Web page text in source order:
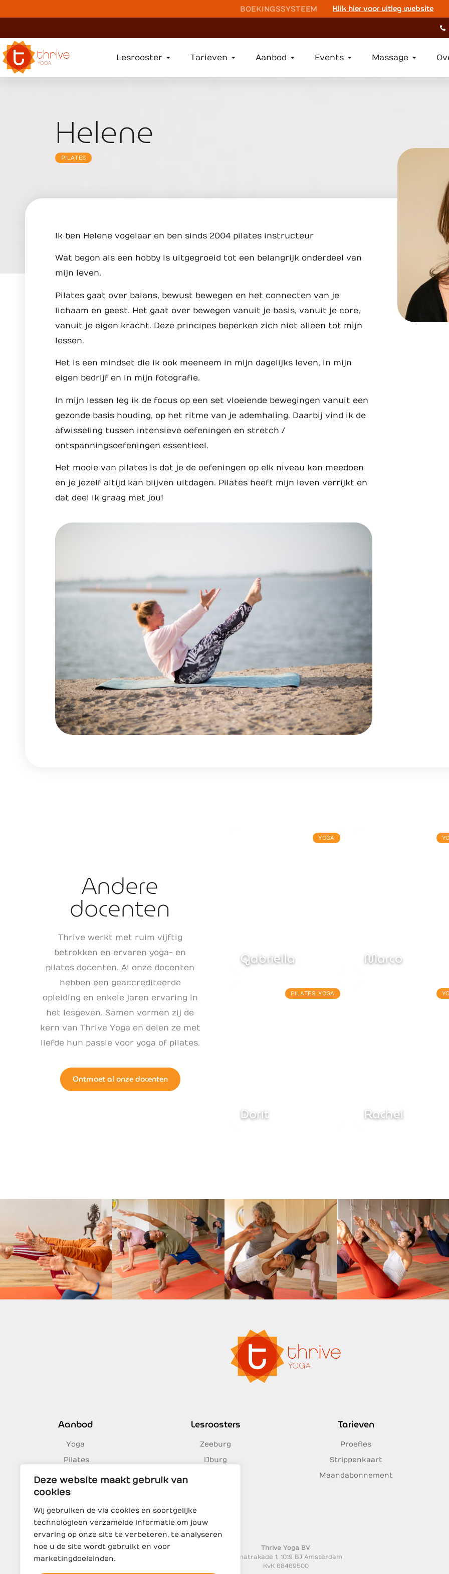
Deze website maakt gebruik van
cookies
Wij gebruiken de via cookies en soortgelijke
technologieën verzamelde informatie om jouw
ervaring op onze site te verbeteren, te analyseren
hoe u de site wordt gebruikt en voor
marketingdoeleinden.
BOEKINGSSYSTEEM Klik hier voor uitleg website
Lesrooster Tarieven Aanbod Events Massage
Helene
PILATES
Ik ben Helene vogelaar en ben sinds 2004 pilates instructeur
Wat begon als een hobby is uitgegroeid tot een belangrijk onderdeel van
mijn leven.
Pilates gaat over balans, bewust bewegen en het connecten van je
lichaam en geest. Het gaat over bewegen vanuit je basis, vanuit je core,
vanuit je eigen kracht. Deze principes beperken zich niet alleen tot mijn
lessen.
Het is een mindset die ik ook meeneem in mijn dagelijks leven, in mijn
eigen bedrijf en in mijn fotografie.
In mijn lessen leg ik de focus op een set vloeiende bewegingen vanuit een
gezonde basis houding, op het ritme van je ademhaling. Daarbij vind ik de
afwisseling tussen intensieve oefeningen en stretch /
ontspanningsoefeningen essentieel.
Het mooie van pilates is dat je de oefeningen op elk niveau kan meedoen
en je jezelf altijd kan blijven uitdagen. Pilates heeft mijn leven verrijkt en
dat deel ik graag met jou!
Andere
docenten
Thrive werkt met ruim vijftig
betrokken en ervaren yoga- en
pilates docenten. Al onze docenten
hebben een geaccrediteerde
opleiding en enkele jaren ervaring in
het lesgeven. Samen vormen zij de
kern van Thrive Yoga en delen ze met
liefde hun passie voor yoga of pilates.
Ontmoet al onze docenten
YOGA
Gabriella Marco
PILATES,YOGA
Dorit Rachel
Aanbod
Yoga
Pilates
Massage
Lesroosters
Zeeburg
IJburg
Tarieven
Proefles
Strippenkaart
Maandabonnement
Thrive Yoga BV
Sumatrakade 1, 1019 BJ Amsterdam
KvK 68469500